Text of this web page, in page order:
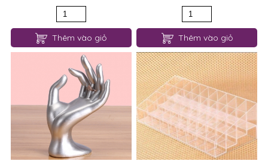
Thêm vào giỏ Thêm vào giỏ